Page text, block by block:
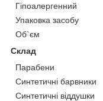
Гіпоалергенний
Упаковка засобу
Об`єм
Склад
Парабени
Синтетичні барвники
Синтетичні віддушки